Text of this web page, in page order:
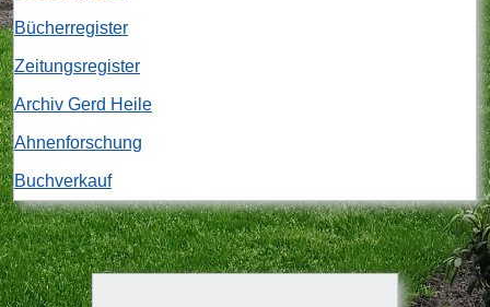
Bücherregister
Zeitungsregister
Archiv Gerd Heile
Ahnenforschung
Buchverkauf